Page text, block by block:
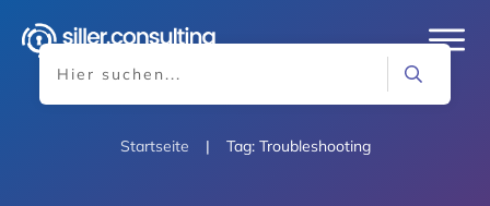
Startseite | Tag: Troubleshooting